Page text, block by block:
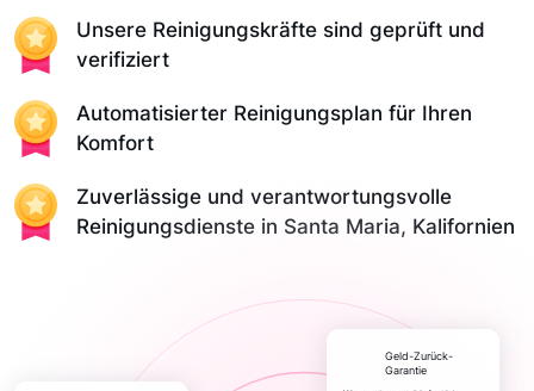
Unsere Reinigungskräfte sind geprüft und
verifiziert
Automatisierter Reinigungsplan für Ihren
Komfort
Zuverlässige und verantwortungsvolle
Reinigungsdienste in Santa Maria, Kalifornien
Geld-Zurück-
Garantie